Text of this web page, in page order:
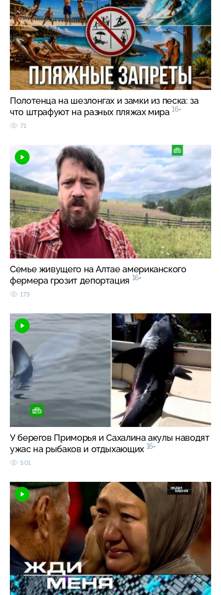
Полотенца на шезлонгах и замки из песка: за
что штрафуют на разных пляжах мира 16+
71
Семье живущего на Алтае американского
фермера грозит депортация 16+
173
У берегов Приморья и Сахалина акулы наводят
ужас на рыбаков и отдыхающих 16+
501